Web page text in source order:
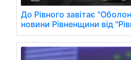
До Рівного завітає
новини Рівненщини від